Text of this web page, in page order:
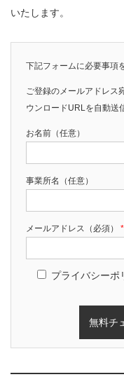
いたします。
下記フォームに必要事項
ご登録のメールアドレス
ウンロードURLを自動送
お名前（任意）
事業所名（任意）
メールアドレス（必須） *
プライバシーポ